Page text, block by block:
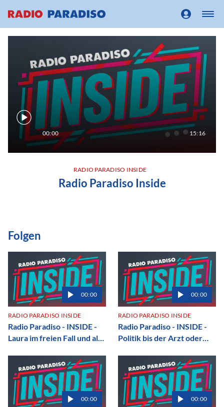
00:00 15:16
RADIO PARADISO INSIDE
Radio Paradiso Inside
Folgen
00:00
RADIO PARADISO INSIDE
Radio Paradiso - INSIDE -
Laura im freien Fall und alte
00:00
RADIO PARADISO INSIDE
Radio Paradiso - INSIDE -
Politik bis der Arzt oder
00:00 00:00